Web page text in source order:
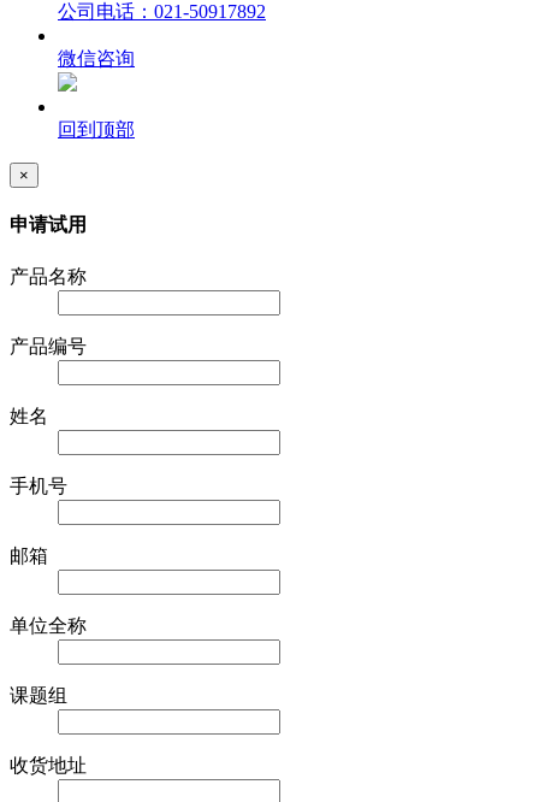
公司电话：021-50917892
微信咨询
回到顶部
×
申请试用
产品名称
产品编号
姓名
手机号
邮箱
单位全称
课题组
收货地址